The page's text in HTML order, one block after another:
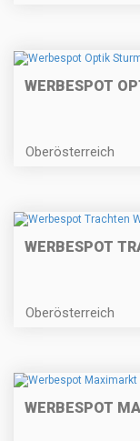
WERBESPOT
Oberösterreich
WERBESPOT
Oberösterreich
WERBESPOT